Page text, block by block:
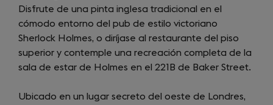
a
new
tab)
Disfrute de una pinta inglesa tradicional en el
cómodo entorno del pub de estilo victoriano
Sherlock Holmes, o diríjase al restaurante del piso
superior y contemple una recreación completa de la
sala de estar de Holmes en el 221B de Baker Street.
Ubicado en un lugar secreto del oeste de Londres,